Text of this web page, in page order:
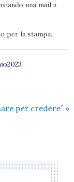
una mail a
per la stampa.
per credere” »